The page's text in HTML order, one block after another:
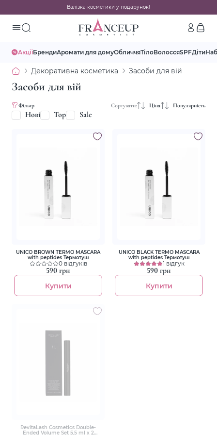
Валізка косметики у подарунок!
АкціїБрендиАромати для домуОбличчяТілоВолоссяSPFДіти
Декоративна косметика Засоби для вій
Засоби для вій
Фільтр Сортувати: Ціна Популярність
Нові Top Sale
UNICO BROWN TERMO MASCARA
with peptides Термотуш
0 відгуків
590 грн
Купити
UNICO BLACK TERMO MASCARA
with peptides Термотуш
1 відгук
590 грн
Купити
RevitaLash Cosmetics Double-
Ended Volume Set 5,5 ml х 2